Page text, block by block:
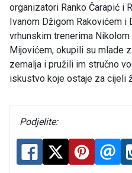
organizatori Ranko Čarapić i
Ivanom Džigom Rakovićem
vrhunskim trenerima
Mijovićem, okupili su mlade
zemalja i pružili im stručno
iskustvo koje ostaje za cijeli
Podjelite: